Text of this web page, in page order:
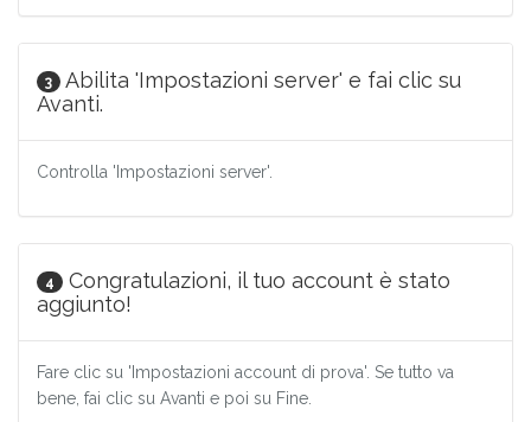
3
Abilita 'Impostazioni server' e fai clic su
Avanti.
Controlla 'Impostazioni server'.
4
Congratulazioni, il tuo account è stato
aggiunto!
Fare clic su 'Impostazioni account di prova'. Se tutto va
bene, fai clic su Avanti e poi su Fine.